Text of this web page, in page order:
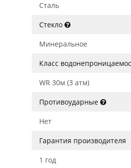
Сталь
Стекло
Минеральное
Класс
WR 30м (3 атм)
Противоударные
Нет
Гарантия производителя
1 год